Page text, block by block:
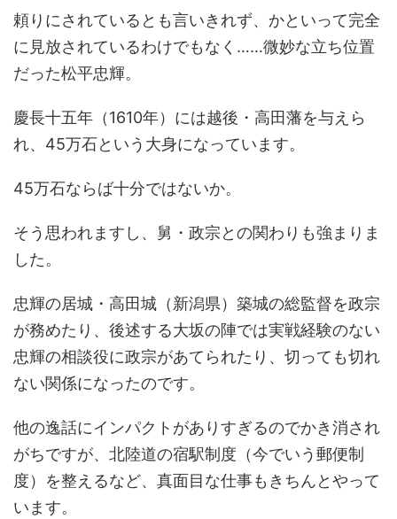
頼りにされているとも言いきれず、かといって完全
に見放されているわけでもなく……微妙な立ち位置
だった松平忠輝。
慶長十五年（1610年）には越後・高田藩を与えら
れ、45万石という大身になっています。
45万石ならば十分ではないか。
そう思われますし、舅・政宗との関わりも強まりま
した。
忠輝の居城・高田城（新潟県）築城の総監督を政宗
が務めたり、後述する大坂の陣では実戦経験のない
忠輝の相談役に政宗があてられたり、切っても切れ
ない関係になったのです。
他の逸話にインパクトがありすぎるのでかき消され
がちですが、北陸道の宿駅制度（今でいう郵便制
度）を整えるなど、真面目な仕事もきちんとやって
います。